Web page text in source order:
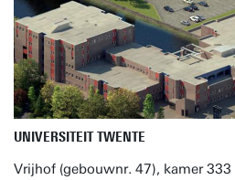
UNIVERSITEIT TWENTE
Vrijhof (gebouwnr. 47), kamer 333